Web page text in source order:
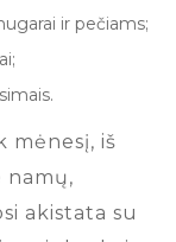
ir pečiams;
mėnesį, iš
namų,
akistata su